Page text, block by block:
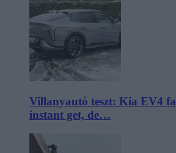
Villanyautó teszt: Kia EV4
instant get, de…